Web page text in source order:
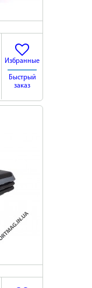
Избранные
Быстрый
заказ